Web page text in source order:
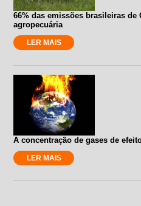
66% das emissões brasileiras de
agropecuária
LER MAIS
A concentração de gases de
LER MAIS